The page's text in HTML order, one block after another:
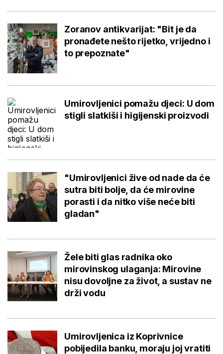
Zoranov antikvarijat: "Bit je da
pronađete nešto rijetko, vrijedno i
to prepoznate"
Umirovljenici pomažu djeci: U dom
stigli slatkiši i higijenski proizvodi
"Umirovljenici žive od nade da će
sutra biti bolje, da će mirovine
porasti i da nitko više neće biti
gladan"
Žele biti glas radnika oko
mirovinskog ulaganja: Mirovine
nisu dovoljne za život, a sustav ne
drži vodu
Umirovljenica iz Koprivnice
pobijedila banku, moraju joj vratiti